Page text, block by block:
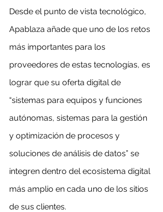
Desde el punto de vista tecnológico,
Apablaza añade que uno de los retos
más importantes para los
proveedores de estas tecnologías, es
lograr que su oferta digital de
“sistemas para equipos y funciones
autónomas, sistemas para la gestión
y optimización de procesos y
soluciones de análisis de datos” se
integren dentro del ecosistema digital
más amplio en cada uno de los sitios
de sus clientes.